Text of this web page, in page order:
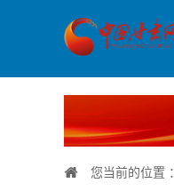
您当前的位置